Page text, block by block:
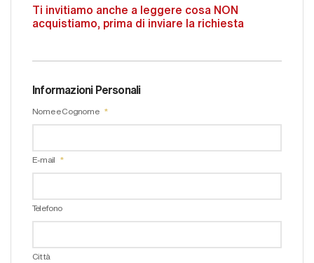
Ti invitiamo anche a leggere cosa NON
acquistiamo, prima di inviare la richiesta
Informazioni Personali
Nome e Cognome
E-mail
Telefono
Città